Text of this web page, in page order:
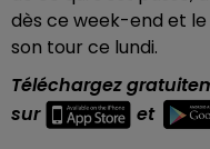
dès ce week-end et
son tour ce lundi.
Téléchargez
sur
et